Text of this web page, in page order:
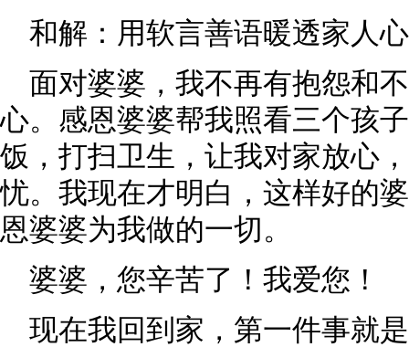
和解：用软言善语暖透家人心
面对婆婆，我不再有抱怨和
心。感恩婆婆帮我照看三个孩
饭，打扫卫生，让我对家放心
忧。我现在才明白，这样好的
恩婆婆为我做的一切。
婆婆，您辛苦了！我爱您！
现在我回到家，第一件事就